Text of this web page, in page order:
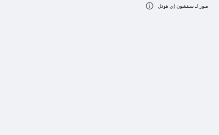
صور لـ سينشون إي هوتل